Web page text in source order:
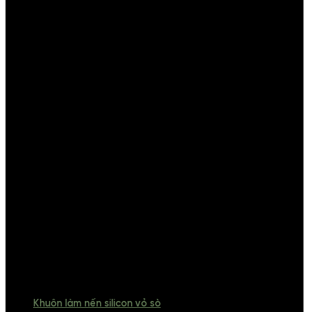
Khuôn làm nến silicon vỏ sò